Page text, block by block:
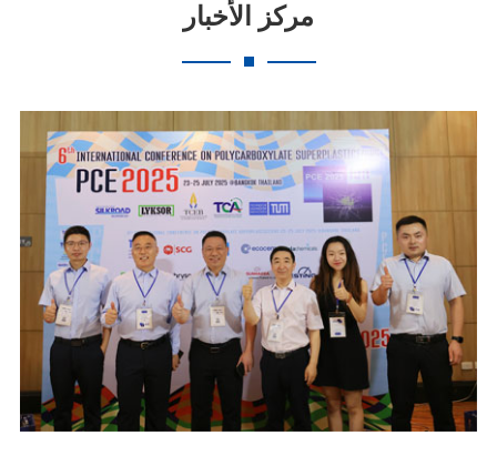
مركز الأخبار